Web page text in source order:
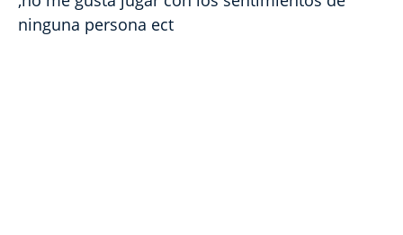
ninguna persona ect